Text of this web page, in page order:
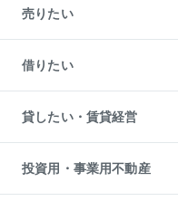
新築・分譲マンションの購入
中古マンションの購入
一戸建ての購入
中古一戸建ての購入
不動産購入の流れ
注目キーワード物件特集
購入ガイド
English 繁体中文簡体中文
売りたい
一戸建ての売却・査定
土地の売却・査定
スピードAI査定
不動産査定について
不動産売却の流れ
不動産買換えの流れ
売却ガイド
借りたい
オフィス・店舗の賃貸
借りるときの流れ
借りるガイド
貸したい・賃貸経営
マンション賃料データ
賃貸管理プラン
リロケーションについて
投資用・事業用不動産